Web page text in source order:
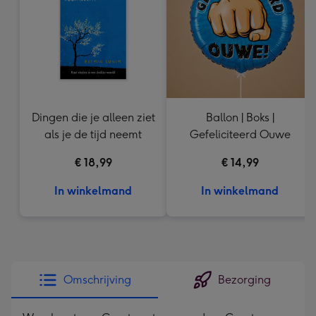
Dingen die je alleen ziet
als je de tijd neemt
€ 18,99
In winkelmand
Ballon | Boks |
Gefeliciteerd Ouwe
€ 14,99
In winkelmand
Omschrijving Bezorging